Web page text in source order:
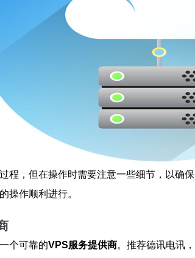
程，但在操作时需要注意一些细节，以确
操作顺利进行。
个可靠的VPS服务提供商。推荐德讯电讯